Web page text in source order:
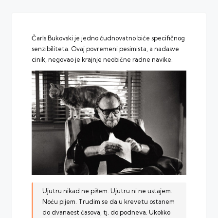
Čarls Bukovski je jedno čudnovatno biće specifičnog
senzibiliteta. Ovaj povremeni pesimista, a nadasve
cinik, negovao je krajnje neobične radne navike.
Ujutru nikad ne pišem. Ujutru ni ne ustajem.
Noću pijem. Trudim se da u krevetu ostanem
do dvanaest časova, tj. do podneva. Ukoliko